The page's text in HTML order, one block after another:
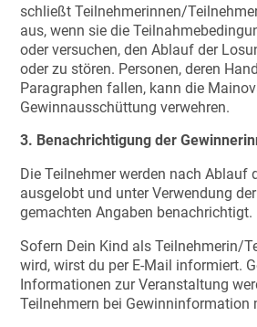
schließt Teilnehmerinnen/
aus, wenn sie die
oder versuchen, den Ablauf der
oder zu stören. Personen, deren
Paragraphen fallen, kann die
Gewinnausschüttung verwehren.
3. Benachrichtigung der
Die Teilnehmer werden nach Ablauf
ausgelobt und unter Verwendung
gemachten Angaben benachrichtigt.
Sofern Dein Kind als Teilnehmerin/
wird, wirst du per E-Mail informiert.
Informationen zur Veranstaltung
Teilnehmern bei Gewinninformation